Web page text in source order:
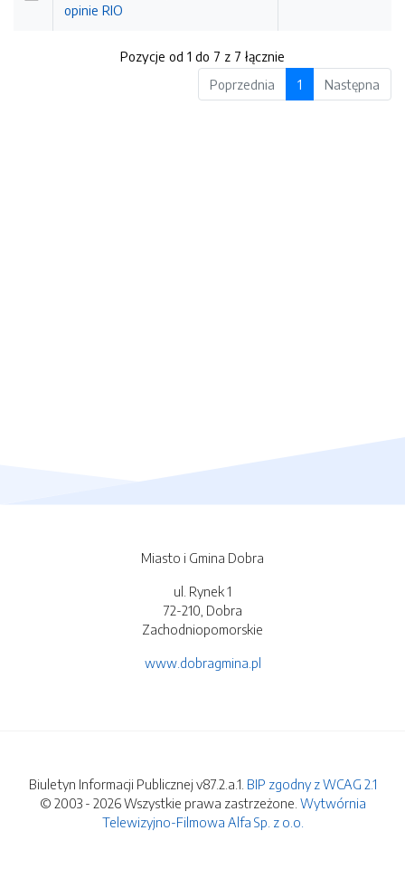
opinie RIO
Pozycje od 1 do 7 z 7 łącznie
Poprzednia
1 Następna
Miasto i Gmina Dobra
ul. Rynek 1
72-210, Dobra
Zachodniopomorskie
www.dobragmina.pl
Biuletyn Informacji Publicznej v87.2.a.1. BIP zgodny z WCAG 2.1
© 2003 - 2026 Wszystkie prawa zastrzeżone. Wytwórnia
Telewizyjno-Filmowa Alfa Sp. z o.o.